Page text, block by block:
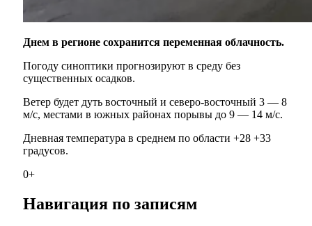
Днем в регионе сохранится переменная облачность.
Погоду синоптики прогнозируют в среду без
существенных осадков.
Ветер будет дуть восточный и северо-восточный 3 — 8
м/с, местами в южных районах порывы до 9 — 14 м/с.
Дневная температура в среднем по области +28 +33
градусов.
0+
Навигация по записям